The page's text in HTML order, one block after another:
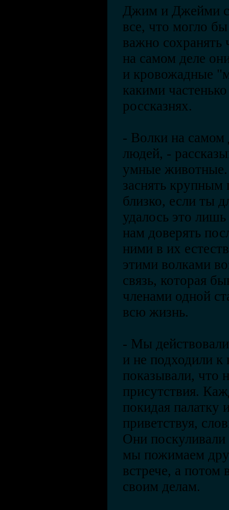
Джим и Джейми
все, что могло
важно сохранять
на самом деле
и кровожадные
какими
россказнях.
- Волки на самом
людей, -
умные
заснять
близко, если ты
удалось это
нам доверять
ними в их
этими волками
связь, которая
членами одной
всю жизнь.
- Мы
и не подходили
показывали, что
присутствия.
покидая палатку
приветствуя,
Они
мы пожимаем
встрече, а потом
своим делам.